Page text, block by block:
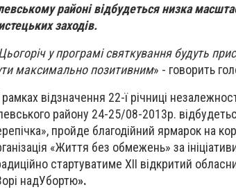
районі відбудеться низка
заходів.
у програмі святкування будуть
максимально позитивним» - говорить
відзначення 22-ї річниці
району 24-25/08-2013р.
пройде благодійний ярмарок на
«Життя без обмежень» за
стартуватиме XII відкритий
надУбортю».